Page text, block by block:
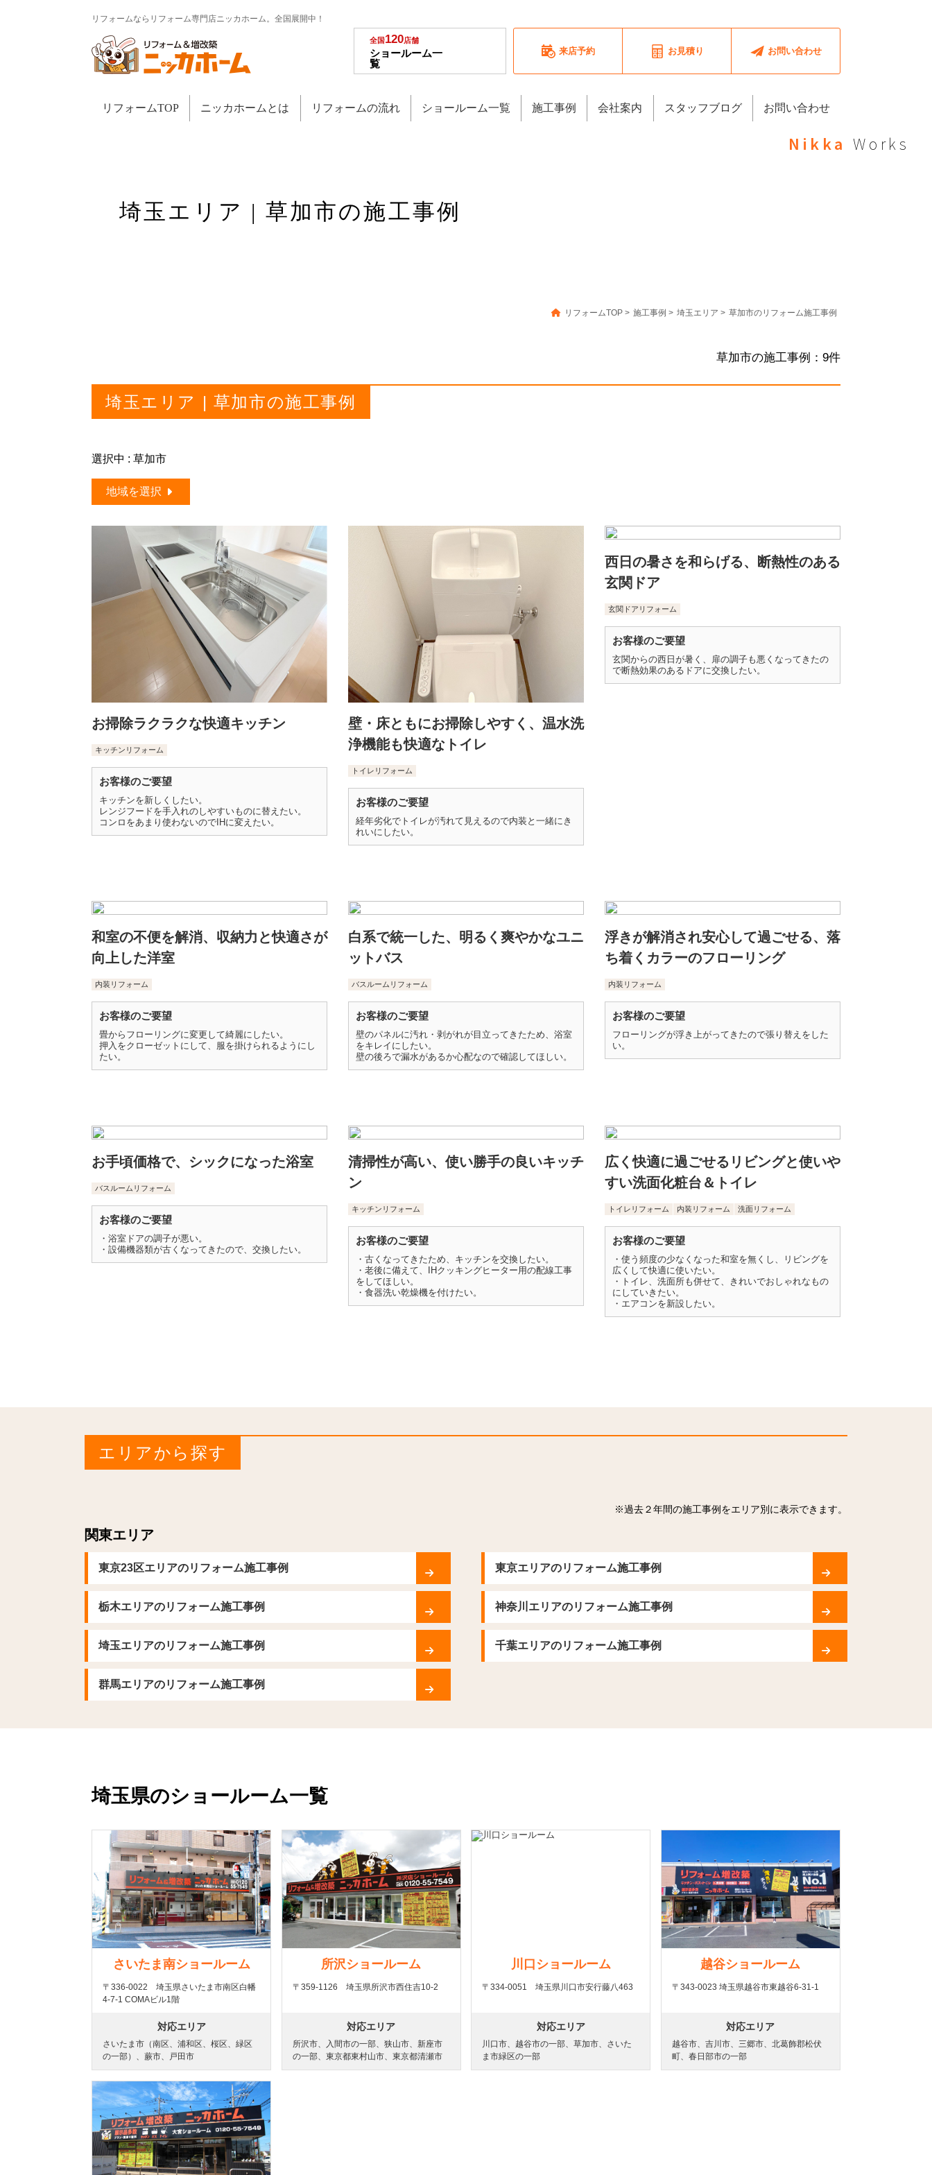
リフォームならリフォーム専門店ニッカホーム。全国展開中！
全国120店舗
ショールーム一
覧
来店予約 お見積り お問い合わせ
リフォームTOP ニッカホームとは リフォームの流れ ショールーム一覧 施工事例 会社案内 スタッフブログ お問い合わせ
Nikka Works
埼玉エリア | 草加市の施工事例
リフォームTOP > 施工事例 > 埼玉エリア > 草加市のリフォーム施工事例
草加市の施工事例： 9件
埼玉エリア | 草加市の施工事例
選択中 : 草加市
地域を選択
お掃除ラクラクな快適キッチン
キッチンリフォーム
お客様のご要望
キッチンを新しくしたい。
レンジフードを手入れのしやすいものに替えたい。
コンロをあまり使わないのでIHに変えたい。
壁・床ともにお掃除しやすく、温水洗
浄機能も快適なトイレ
トイレリフォーム
お客様のご要望
経年劣化でトイレが汚れて見えるので内装と一緒にき
れいにしたい。
西日の暑さを和らげる、断熱性のある
玄関ドア
玄関ドアリフォーム
お客様のご要望
玄関からの西日が暑く、扉の調子も悪くなってきたの
で断熱効果のあるドアに交換したい。
和室の不便を解消、収納力と快適さが
向上した洋室
内装リフォーム
お客様のご要望
畳からフローリングに変更して綺麗にしたい。
押入をクローゼットにして、服を掛けられるようにし
たい。
白系で統一した、明るく爽やかなユニ
ットバス
バスルームリフォーム
お客様のご要望
壁のパネルに汚れ・剥がれが目立ってきたため、浴室
をキレイにしたい。
壁の後ろで漏水があるか心配なので確認してほしい。
浮きが解消され安心して過ごせる、落
ち着くカラーのフローリング
内装リフォーム
お客様のご要望
フローリングが浮き上がってきたので張り替えをした
い。
お手頃価格で、シックになった浴室
バスルームリフォーム
お客様のご要望
・浴室ドアの調子が悪い。
・設備機器類が古くなってきたので、交換したい。
清掃性が高い、使い勝手の良いキッチ
ン
キッチンリフォーム
お客様のご要望
・古くなってきたため、キッチンを交換したい。
・老後に備えて、IHクッキングヒーター用の配線工事
をしてほしい。
・食器洗い乾燥機を付けたい。
広く快適に過ごせるリビングと使いや
すい洗面化粧台＆トイレ
トイレリフォーム 内装リフォーム 洗面リフォーム
お客様のご要望
・使う頻度の少なくなった和室を無くし、リビングを
広くして快適に使いたい。
・トイレ、洗面所も併せて、きれいでおしゃれなもの
にしていきたい。
・エアコンを新設したい。
エリアから探す
※過去２年間の施工事例をエリア別に表示できます。
関東エリア
東京23区エリアのリフォーム施工事例 東京エリアのリフォーム施工事例
栃木エリアのリフォーム施工事例 神奈川エリアのリフォーム施工事例
埼玉エリアのリフォーム施工事例 千葉エリアのリフォーム施工事例
群馬エリアのリフォーム施工事例
埼玉県のショールーム一覧
さいたま南ショールーム
〒336-0022 埼玉県さいたま市南区白幡
4-7-1 COMAビル1階
対応エリア
さいたま市（南区、浦和区、桜区、緑区
の一部）、蕨市、戸田市
所沢ショールーム
〒359-1126 埼玉県所沢市西住吉10-2
対応エリア
所沢市、入間市の一部、狭山市、新座市
の一部、東京都東村山市、東京都清瀬市
川口ショールーム
〒334-0051 埼玉県川口市安行藤八463
対応エリア
川口市、越谷市の一部、草加市、さいた
ま市緑区の一部
越谷ショールーム
〒343-0023 埼玉県越谷市東越谷6-31-1
対応エリア
越谷市、吉川市、三郷市、北葛飾郡松伏
町、春日部市の一部